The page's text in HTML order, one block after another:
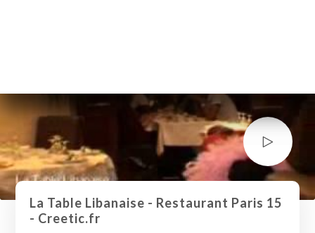
La Table Libanaise - Restaurant Paris 15
- Creetic.fr